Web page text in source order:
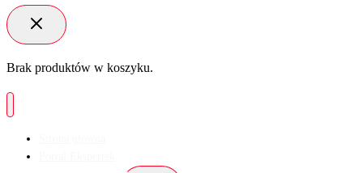
Brak produktów w koszyku.